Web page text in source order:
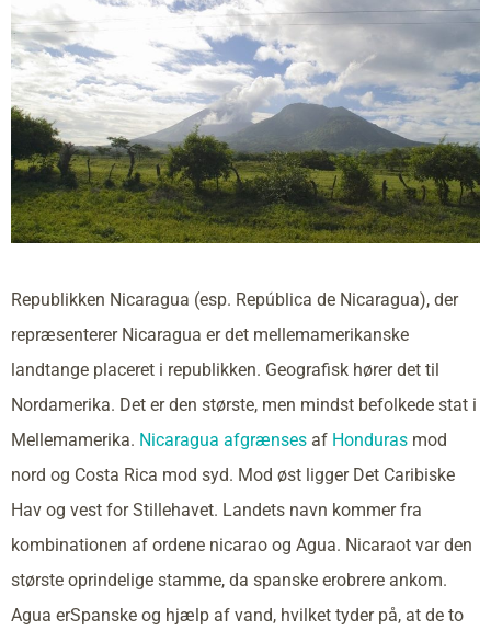
Republikken Nicaragua (esp. República de Nicaragua), der
repræsenterer Nicaragua er det mellemamerikanske
landtange placeret i republikken. Geografisk hører det til
Nordamerika. Det er den største, men mindst befolkede stat i
Mellemamerika. Nicaragua afgrænses af Honduras mod
nord og Costa Rica mod syd. Mod øst ligger Det Caribiske
Hav og vest for Stillehavet. Landets navn kommer fra
kombinationen af ordene nicarao og Agua. Nicaraot var den
største oprindelige stamme, da spanske erobrere ankom.
Agua erSpanske og hjælp af vand, hvilket tyder på, at de to